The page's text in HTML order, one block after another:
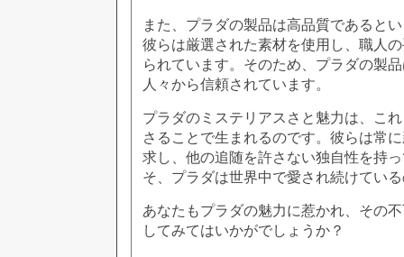
また、プラダの製品は高品質であると
彼らは厳選された素材を使用し、職人
られています。そのため、プラダの製
人々から信頼されています。
プラダのミステリアスさと魅力は、こ
さることで生まれるのです。彼らは常
求し、他の追随を許さない独自性を持
そ、プラダは世界中で愛され続けてい
あなたもプラダの魅力に惹かれ、その
してみてはいかがでしょうか？